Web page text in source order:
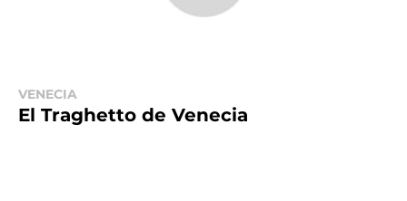
VENECIA
El Traghetto de Venecia